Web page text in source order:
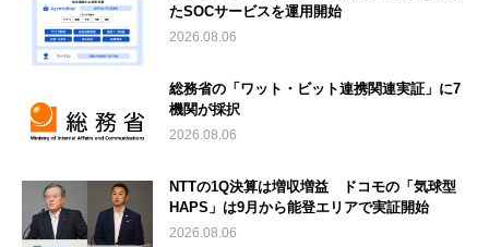
たSOCサービスを運用開始
2026.08.06
総務省の「ワット・ビット連携関連実証」に7
機関が採択
2026.08.06
NTTの1Q決算は増収増益 ドコモの「気球型
HAPS」は9月から能登エリアで実証開始
2026.08.06